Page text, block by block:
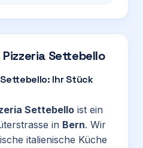
Settebello
Ihr Stück
Settebello ist ein
in Bern. Wir
italienische Küche